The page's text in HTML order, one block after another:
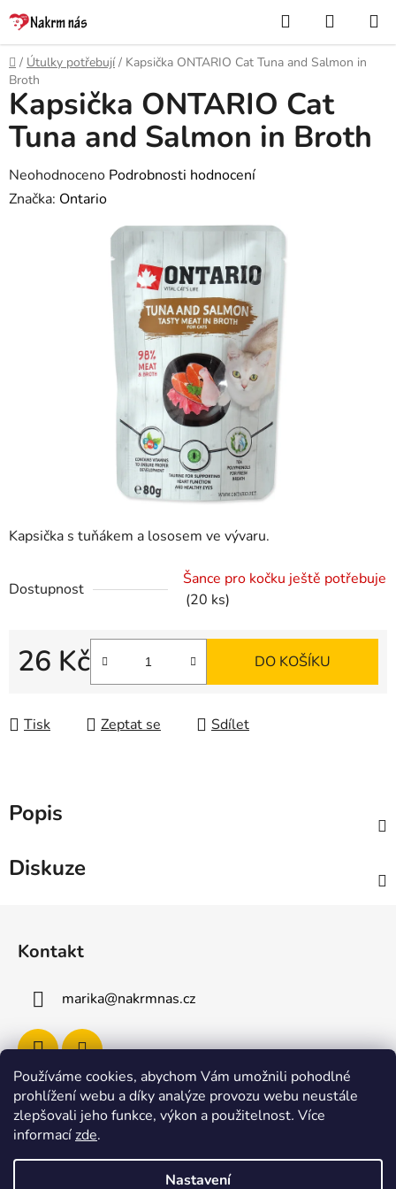
Používáme cookies, abychom Vám umožnili pohodlné
prohlížení webu a díky analýze provozu webu neustále
zlepšovali jeho funkce, výkon a použitelnost. Více
informacízde.
Nastavení
Přejít
na
obsah
Hledat
KOŠÍK
Domů
/ Útulky potřebují / Kapsička ONTARIO Cat Tuna and Salmon in
Broth
Kapsička s tuňákem a lososem ve vývaru.
Dostupnost
Šance pro kočku ještě potřebuje
(20 ks)
26 Kč
Měrná cena:
DO KOŠÍKU
Tisk Zeptat se Sdílet
Kapsička ONTARIO Cat
Tuna and Salmon in Broth
Průměrné
hodnocení
Neohodnoceno Podrobnosti hodnocení
Značka: Ontario
Popis
Diskuze
Kontakt
marika@nakrmnas.cz
Facebook